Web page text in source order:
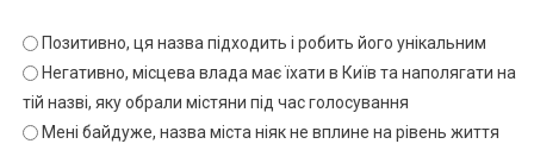
Позитивно, ця назва підходить і робить його унікальним
Негативно, місцева влада має їхати в Київ та наполягати на
тій назві, яку обрали містяни під час голосування
Мені байдуже, назва міста ніяк не вплине на рівень життя